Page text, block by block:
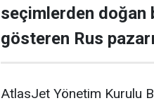
seçimlerden doğan
gösteren Rus
AtlasJet Yönetim Kurulu